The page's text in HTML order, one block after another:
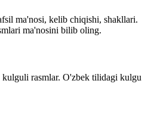
ma'nosi, kelib chiqishi, shakllari.
ma'nosini bilib oling.
rasmlar. O'zbek tilidagi kulgu